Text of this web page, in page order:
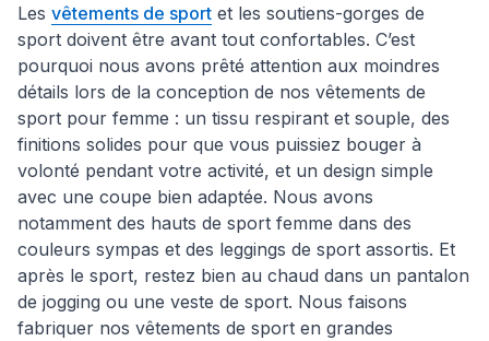
Les vêtements de sport et les soutiens-gorges de
sport doivent être avant tout confortables. C’est
pourquoi nous avons prêté attention aux moindres
détails lors de la conception de nos vêtements de
sport pour femme : un tissu respirant et souple, des
finitions solides pour que vous puissiez bouger à
volonté pendant votre activité, et un design simple
avec une coupe bien adaptée. Nous avons
notamment des hauts de sport femme dans des
couleurs sympas et des leggings de sport assortis. Et
après le sport, restez bien au chaud dans un pantalon
de jogging ou une veste de sport. Nous faisons
fabriquer nos vêtements de sport en grandes